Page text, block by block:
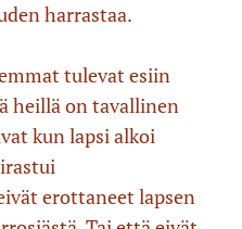
harrastaa.
tulevat esiin
heillä on tavallinen
kun lapsi alkoi
erottaneet lapsen